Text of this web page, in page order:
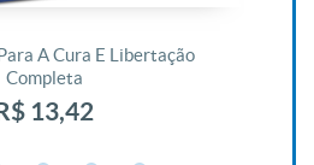
A Cura E Libertação
Completa
13,42